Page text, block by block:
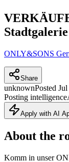
Stadtgalerie
ONLY&SONS
Share
unknownPosted
Posting intelligence
Apply with AI
About the
Komm in unser